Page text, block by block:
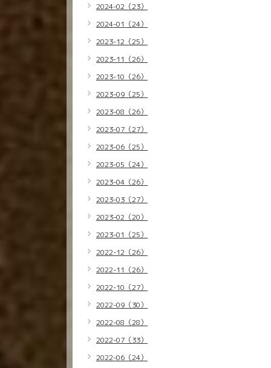
2024-02（23）
2024-01（24）
2023-12（25）
2023-11（26）
2023-10（26）
2023-09（25）
2023-08（26）
2023-07（27）
2023-06（25）
2023-05（24）
2023-04（26）
2023-03（27）
2023-02（20）
2023-01（25）
2022-12（26）
2022-11（26）
2022-10（27）
2022-09（30）
2022-08（28）
2022-07（33）
2022-06（24）